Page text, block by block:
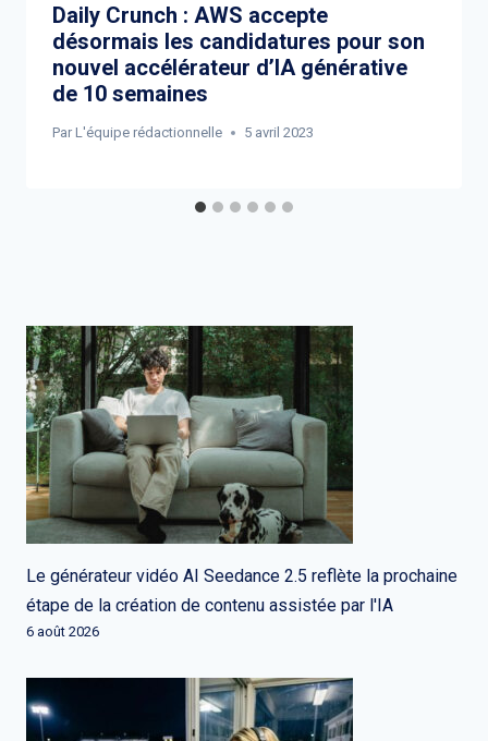
Daily Crunch : AWS accepte
désormais les candidatures pour son
nouvel accélérateur d’IA générative
de 10 semaines
Par L'équipe rédactionnelle 5 avril 2023
Le générateur vidéo AI Seedance 2.5 reflète la prochaine
étape de la création de contenu assistée par l'IA
6 août 2026